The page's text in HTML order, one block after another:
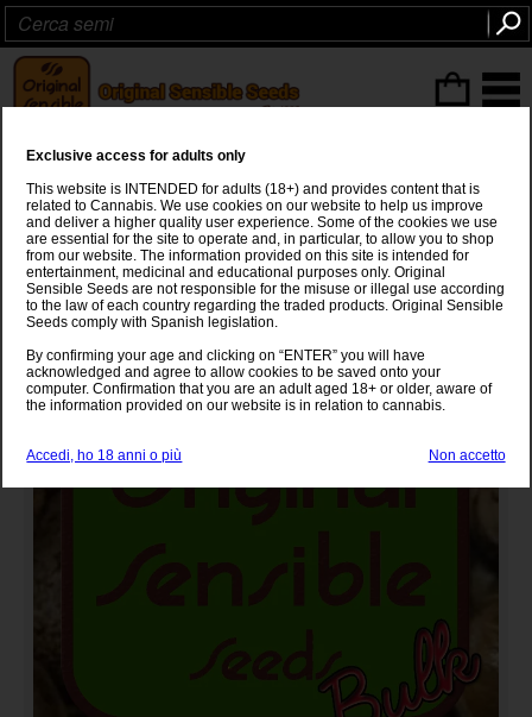
Purple Thai
Purple ThaixAfghan Kush
Exclusive access for adults only
This website is INTENDED for adults (18+) and provides content that is
related to Cannabis. We use cookies on our website to help us improve
and deliver a higher quality user experience. Some of the cookies we use
are essential for the site to operate and, in particular, to allow you to shop
from our website. The information provided on this site is intended for
entertainment, medicinal and educational purposes only. Original
Sensible Seeds are not responsible for the misuse or illegal use according
to the law of each country regarding the traded products. Original Sensible
Seeds comply with Spanish legislation.
By confirming your age and clicking on “ENTER” you will have
acknowledged and agree to allow cookies to be saved onto your
computer. Confirmation that you are an adult aged 18+ or older, aware of
the information provided on our website is in relation to cannabis.
Accedi, ho 18 anni o più Non accetto